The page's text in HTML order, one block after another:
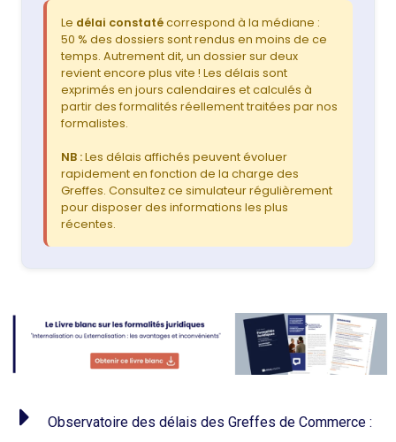
Le délai constatécorrespond à la médiane :
50 % des dossiers sont rendus en moins de ce
temps. Autrement dit, un dossier sur deux
revient encore plus vite ! Les délais sont
exprimés en jours calendaires et calculés à
partir des formalités réellement traitées par nos
formalistes.
NB :Les délais affichés peuvent évoluer
rapidement en fonction de la charge des
Greffes. Consultez ce simulateur régulièrement
pour disposer des informations les plus
récentes.
Observatoire des délais des Greffes de Commerce :